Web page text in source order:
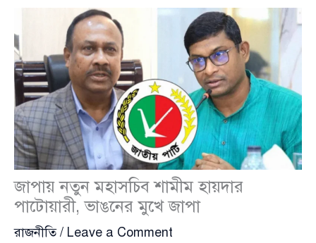
জাপায় নতুন মহাসচিব শামীম হায়দার
পাটোয়ারী, ভাঙনের মুখে জাপা
রাজনীতি/ Leave a Comment